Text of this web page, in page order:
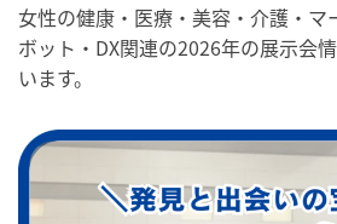
女性の健康・医療・美容・介護・マ
ボット・DX関連の2026年の展示会
います。